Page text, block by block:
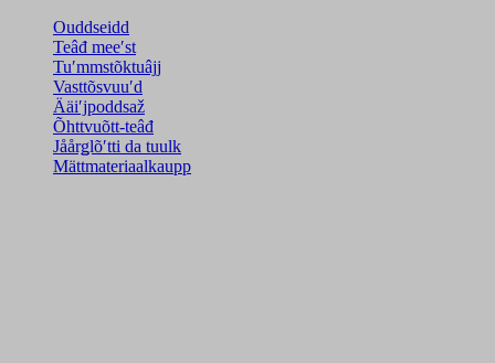
Ouddseidd
Teâđ meeʹst
Tuʹmmstõktuâjj
Vasttõsvuuʹd
Ääiʹjpoddsaž
Õhttvuõtt-teâđ
Jåårǥlõʹtti da tuulk
Mättmateriaalkaupp